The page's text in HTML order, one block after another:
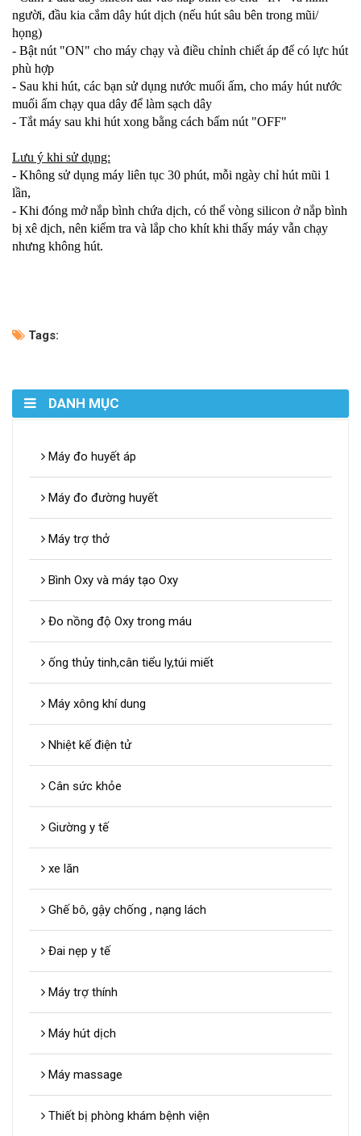
người, đầu kia cắm dây hút dịch (nếu hút sâu bên trong mũi/
họng)
- Bật nút "ON" cho máy chạy và điều chỉnh chiết áp để có lực hút
phù hợp
- Sau khi hút, các bạn sử dụng nước muối ấm, cho máy hút nước
muối ấm chạy qua dây để làm sạch dây
- Tắt máy sau khi hút xong bằng cách bấm nút "OFF"
Lưu ý khi sử dụng:
- Không sử dụng máy liên tục 30 phút, mỗi ngày chỉ hút mũi 1
lần,
- Khi đóng mở nắp bình chứa dịch, có thể vòng silicon ở nắp bình
bị xê dịch, nên kiểm tra và lắp cho khít khi thấy máy vẫn chạy
nhưng không hút.
Tags:
DANH MỤC
Máy đo huyết áp
Máy đo đường huyết
Máy trợ thở
Bình Oxy và máy tạo Oxy
Đo nồng độ Oxy trong máu
ống thủy tinh,cân tiểu ly,túi miết
Máy xông khí dung
Nhiệt kế điện tử
Cân sức khỏe
Giường y tế
xe lăn
Ghế bô, gậy chống , nạng lách
Đai nẹp y tế
Máy trợ thính
Máy hút dịch
Máy massage
Thiết bị phòng khám bệnh viện